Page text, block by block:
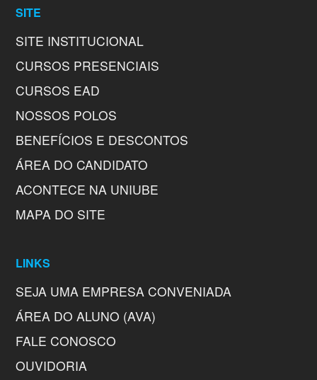
SITE
SITE INSTITUCIONAL
CURSOS PRESENCIAIS
CURSOS EAD
NOSSOS POLOS
BENEFÍCIOS E DESCONTOS
ÁREA DO CANDIDATO
ACONTECE NA UNIUBE
MAPA DO SITE
LINKS
SEJA UMA EMPRESA CONVENIADA
ÁREA DO ALUNO (AVA)
FALE CONOSCO
OUVIDORIA